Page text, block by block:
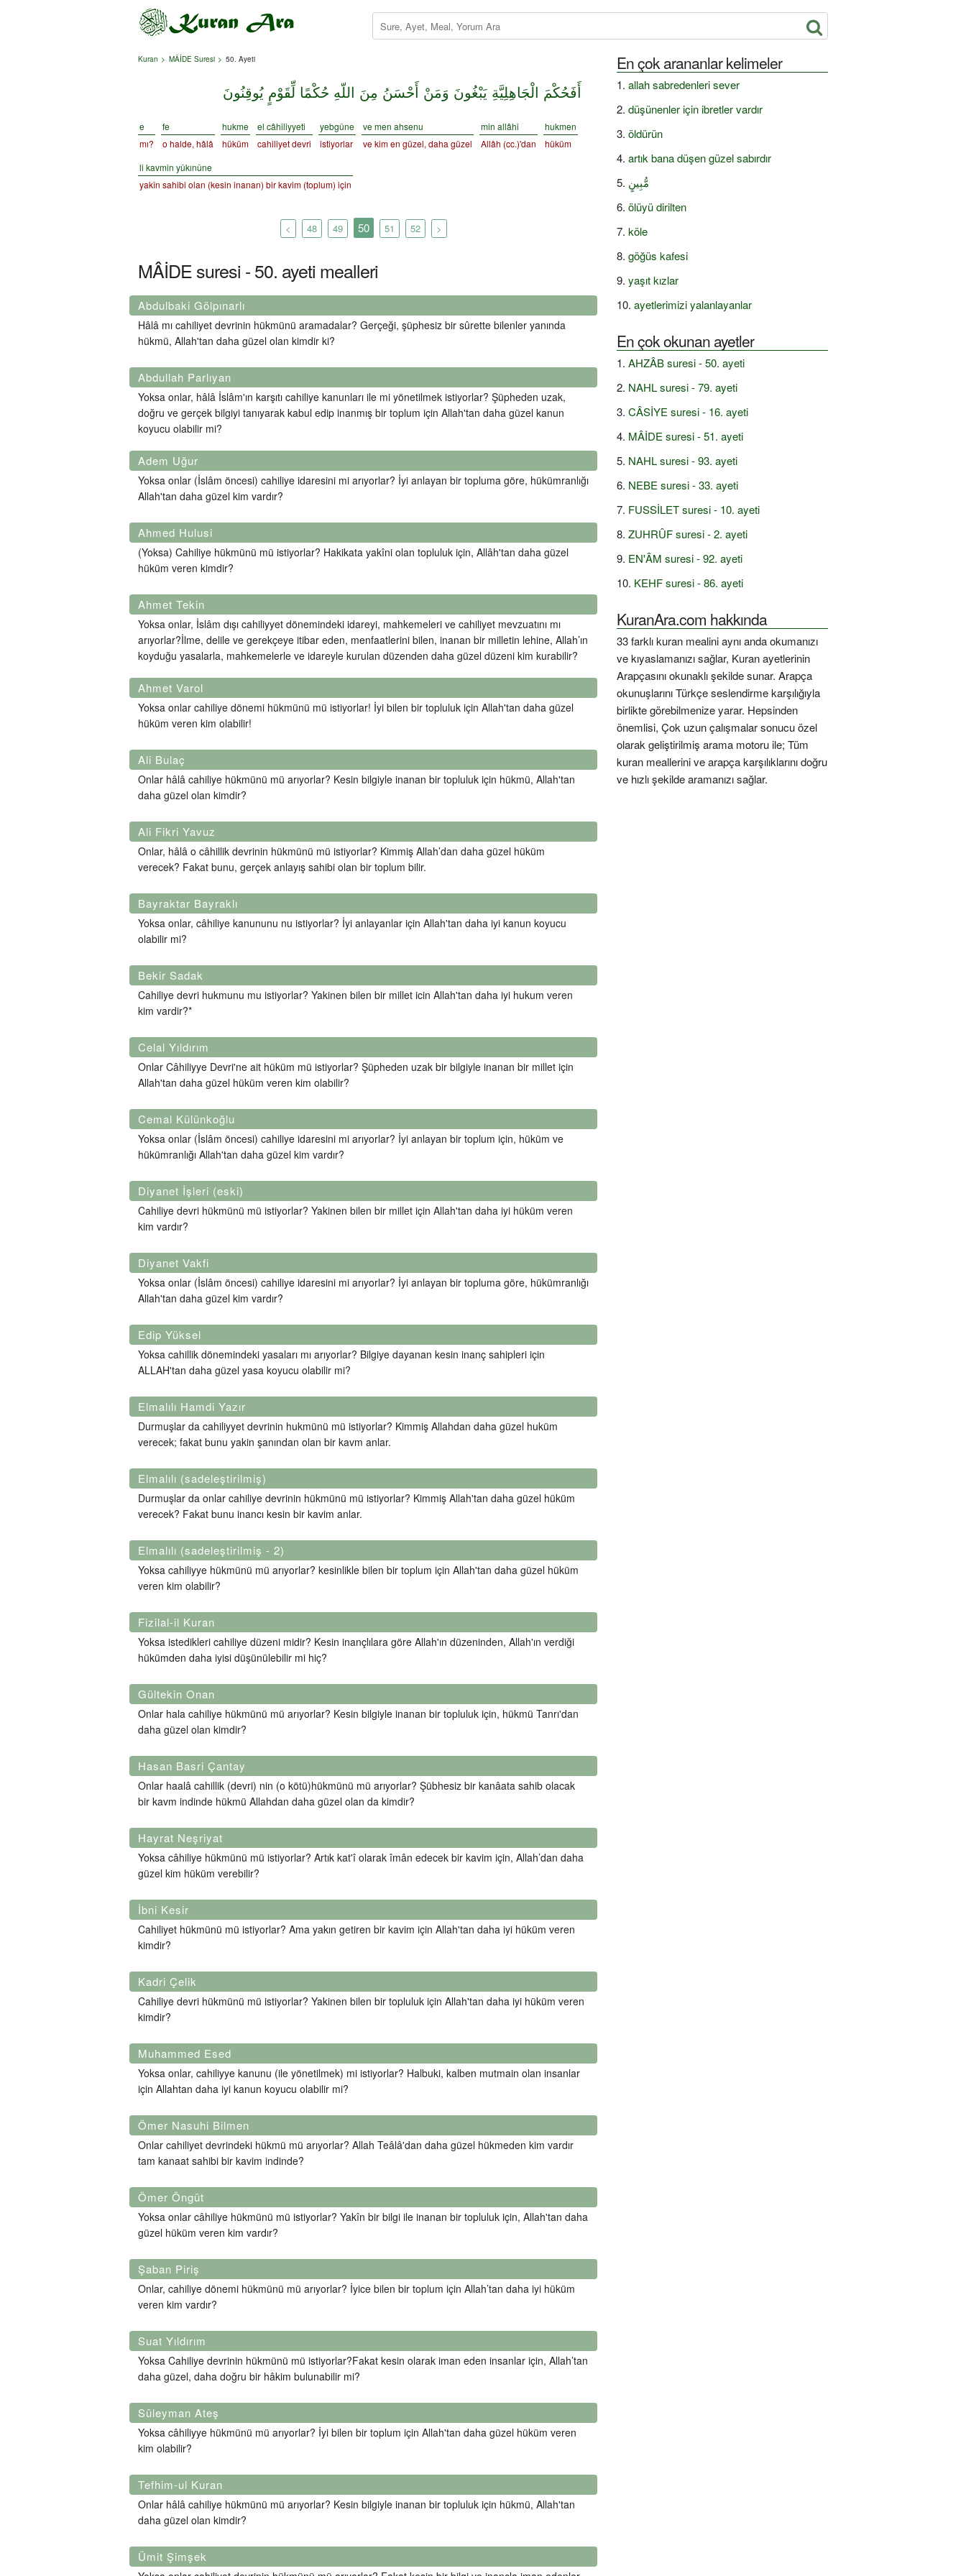
Kuran MÂİDE Suresi 50. Ayeti
أَفَحُكْمَ الْجَاهِلِيَّةِ يَبْغُونَ وَمَنْ أَحْسَنُ مِنَ اللّهِ حُكْمًا لِّقَوْمٍ يُوقِنُونَ
e
mı?
fe
o halde, hâlâ
hukme
hüküm
el câhiliyyeti
cahiliyet devri
yebgûne
istiyorlar
ve men ahsenu
ve kim en güzel, daha güzel
min allâhi
Allâh (cc.)'dan
hukmen
hüküm
li kavmin yûkınûne
yakîn sahibi olan (kesin inanan) bir kavim (toplum) için
< 48 49 50 51 52 >
MÂİDE suresi - 50. ayeti mealleri
Abdulbaki Gölpınarlı
Hâlâ mı cahiliyet devrinin hükmünü aramadalar? Gerçeği, şüphesiz bir sûrette bilenler yanında
hükmü, Allah'tan daha güzel olan kimdir ki?
Abdullah Parlıyan
Yoksa onlar, hâlâ İslâm'ın karşıtı cahiliye kanunları ile mi yönetilmek istiyorlar? Şüpheden uzak,
doğru ve gerçek bilgiyi tanıyarak kabul edip inanmış bir toplum için Allah'tan daha güzel kanun
koyucu olabilir mi?
Adem Uğur
Yoksa onlar (İslâm öncesi) cahiliye idaresini mi arıyorlar? İyi anlayan bir topluma göre, hükümranlığı
Allah'tan daha güzel kim vardır?
Ahmed Hulusi
(Yoksa) Cahiliye hükmünü mü istiyorlar? Hakikata yakîni olan topluluk için, Allâh'tan daha güzel
hüküm veren kimdir?
Ahmet Tekin
Yoksa onlar, İslâm dışı cahiliyyet dönemindeki idareyi, mahkemeleri ve cahiliyet mevzuatını mı
arıyorlar?İlme, delile ve gerekçeye itibar eden, menfaatlerini bilen, inanan bir milletin lehine, Allah’ın
koyduğu yasalarla, mahkemelerle ve idareyle kurulan düzenden daha güzel düzeni kim kurabilir?
Ahmet Varol
Yoksa onlar cahiliye dönemi hükmünü mü istiyorlar! İyi bilen bir topluluk için Allah'tan daha güzel
hüküm veren kim olabilir!
Ali Bulaç
Onlar hâlâ cahiliye hükmünü mü arıyorlar? Kesin bilgiyle inanan bir topluluk için hükmü, Allah'tan
daha güzel olan kimdir?
Ali Fikri Yavuz
Onlar, hâlâ o câhillik devrinin hükmünü mü istiyorlar? Kimmiş Allah’dan daha güzel hüküm
verecek? Fakat bunu, gerçek anlayış sahibi olan bir toplum bilir.
Bayraktar Bayraklı
Yoksa onlar, câhiliye kanununu nu istiyorlar? İyi anlayanlar için Allah'tan daha iyi kanun koyucu
olabilir mi?
Bekir Sadak
Cahiliye devri hukmunu mu istiyorlar? Yakinen bilen bir millet icin Allah'tan daha iyi hukum veren
kim vardir?*
Celal Yıldırım
Onlar Câhiliyye Devri'ne ait hüküm mü istiyorlar? Şüpheden uzak bir bilgiyle inanan bir millet için
Allah'tan daha güzel hüküm veren kim olabilir?
Cemal Külünkoğlu
Yoksa onlar (İslâm öncesi) cahiliye idaresini mi arıyorlar? İyi anlayan bir toplum için, hüküm ve
hükümranlığı Allah'tan daha güzel kim vardır?
Diyanet İşleri (eski)
Cahiliye devri hükmünü mü istiyorlar? Yakinen bilen bir millet için Allah'tan daha iyi hüküm veren
kim vardır?
Diyanet Vakfi
Yoksa onlar (İslâm öncesi) cahiliye idaresini mi arıyorlar? İyi anlayan bir topluma göre, hükümranlığı
Allah'tan daha güzel kim vardır?
Edip Yüksel
Yoksa cahillik dönemindeki yasaları mı arıyorlar? Bilgiye dayanan kesin inanç sahipleri için
ALLAH'tan daha güzel yasa koyucu olabilir mi?
Elmalılı Hamdi Yazır
Durmuşlar da cahiliyyet devrinin hukmünü mü istiyorlar? Kimmiş Allahdan daha güzel huküm
verecek; fakat bunu yakin şanından olan bir kavm anlar.
Elmalılı (sadeleştirilmiş)
Durmuşlar da onlar cahiliye devrinin hükmünü mü istiyorlar? Kimmiş Allah'tan daha güzel hüküm
verecek? Fakat bunu inancı kesin bir kavim anlar.
Elmalılı (sadeleştirilmiş - 2)
Yoksa cahiliyye hükmünü mü arıyorlar? kesinlikle bilen bir toplum için Allah'tan daha güzel hüküm
veren kim olabilir?
Fizilal-il Kuran
Yoksa istedikleri cahiliye düzeni midir? Kesin inançlılara göre Allah'ın düzeninden, Allah'ın verdiği
hükümden daha iyisi düşünülebilir mi hiç?
Gültekin Onan
Onlar hala cahiliye hükmünü mü arıyorlar? Kesin bilgiyle inanan bir topluluk için, hükmü Tanrı'dan
daha güzel olan kimdir?
Hasan Basri Çantay
Onlar haalâ cahillik (devri) nin (o kötü)hükmünü mü arıyorlar? Şübhesiz bir kanâata sahib olacak
bir kavm indinde hükmü Allahdan daha güzel olan da kimdir?
Hayrat Neşriyat
Yoksa câhiliye hükmünü mü istiyorlar? Artık kat'î olarak îmân edecek bir kavim için, Allah’dan daha
güzel kim hüküm verebilir?
İbni Kesir
Cahiliyet hükmünü mü istiyorlar? Ama yakın getiren bir kavim için Allah'tan daha iyi hüküm veren
kimdir?
Kadri Çelik
Cahiliye devri hükmünü mü istiyorlar? Yakinen bilen bir topluluk için Allah'tan daha iyi hüküm veren
kimdir?
Muhammed Esed
Yoksa onlar, cahiliyye kanunu (ile yönetilmek) mi istiyorlar? Halbuki, kalben mutmain olan insanlar
için Allahtan daha iyi kanun koyucu olabilir mi?
Ömer Nasuhi Bilmen
Onlar cahiliyet devrindeki hükmü mü arıyorlar? Allah Teâlâ'dan daha güzel hükmeden kim vardır
tam kanaat sahibi bir kavim indinde?
Ömer Öngüt
Yoksa onlar câhiliye hükmünü mü istiyorlar? Yakîn bir bilgi ile inanan bir topluluk için, Allah'tan daha
güzel hüküm veren kim vardır?
Şaban Piriş
Onlar, cahiliye dönemi hükmünü mü arıyorlar? İyice bilen bir toplum için Allah’tan daha iyi hüküm
veren kim vardır?
Suat Yıldırım
Yoksa Cahiliye devrinin hükmünü mü istiyorlar?Fakat kesin olarak iman eden insanlar için, Allah’tan
daha güzel, daha doğru bir hâkim bulunabilir mi?
Süleyman Ateş
Yoksa câhiliyye hükmünü mü arıyorlar? İyi bilen bir toplum için Allah'tan daha güzel hüküm veren
kim olabilir?
Tefhim-ul Kuran
Onlar hâlâ cahiliye hükmünü mü arıyorlar? Kesin bilgiyle inanan bir topluluk için hükmü, Allah'tan
daha güzel olan kimdir?
Ümit Şimşek
En çok arananlar kelimeler
allah sabredenleri sever
düşünenler için ibretler vardır
öldürün
artık bana düşen güzel sabırdır
مُّبِينٍ
ölüyü dirilten
köle
göğüs kafesi
yaşıt kızlar
ayetlerimizi yalanlayanlar
En çok okunan ayetler
AHZÂB suresi - 50. ayeti
NAHL suresi - 79. ayeti
CÂSİYE suresi - 16. ayeti
MÂİDE suresi - 51. ayeti
NAHL suresi - 93. ayeti
NEBE suresi - 33. ayeti
FUSSİLET suresi - 10. ayeti
ZUHRÛF suresi - 2. ayeti
EN'ÂM suresi - 92. ayeti
KEHF suresi - 86. ayeti
KuranAra.com hakkında
33 farklı kuran mealini aynı anda okumanızı
ve kıyaslamanızı sağlar, Kuran ayetlerinin
Arapçasını okunaklı şekilde sunar. Arapça
okunuşlarını Türkçe seslendirme karşılığıyla
birlikte görebilmenize yarar. Hepsinden
önemlisi, Çok uzun çalışmalar sonucu özel
olarak geliştirilmiş arama motoru ile; Tüm
kuran meallerini ve arapça karşılıklarını doğru
ve hızlı şekilde aramanızı sağlar.